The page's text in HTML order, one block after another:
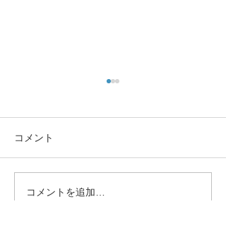
小さいなお子さんがいる
コメント
コメントを追加…